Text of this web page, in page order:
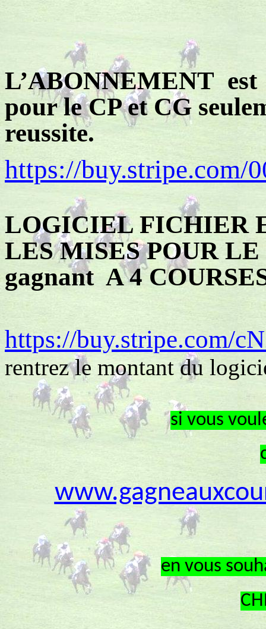
L’ABONNEMENT est
pour le CP et CG
reussite.
https://buy.stripe.com/
LOGICIEL FICHIER
LES MISES POUR LE
gagnant A 4
https://buy.stripe.com/
rentrez le montant du
si vous
en vous